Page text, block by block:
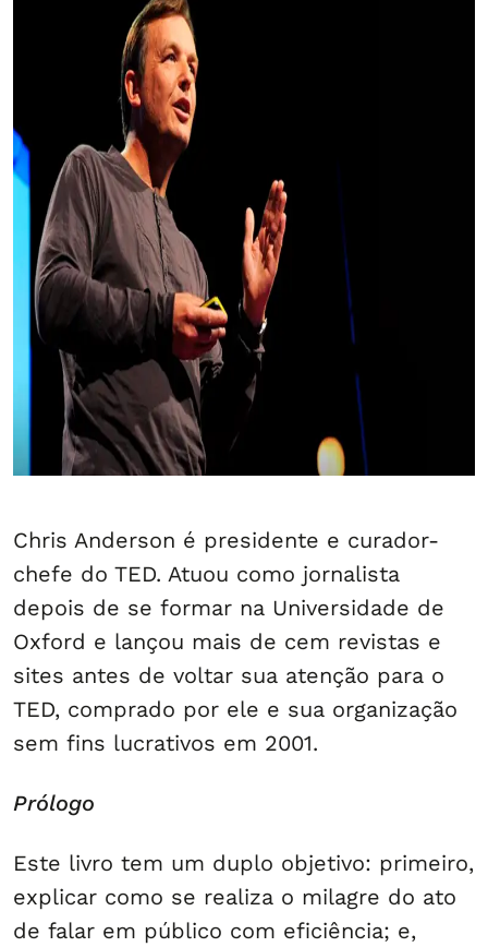
Chris Anderson é presidente e curador-
chefe do TED. Atuou como jornalista
depois de se formar na Universidade de
Oxford e lançou mais de cem revistas e
sites antes de voltar sua atenção para o
TED, comprado por ele e sua organização
sem fins lucrativos em 2001.
Prólogo
Este livro tem um duplo objetivo: primeiro,
explicar como se realiza o milagre do ato
de falar em público com eficiência; e,